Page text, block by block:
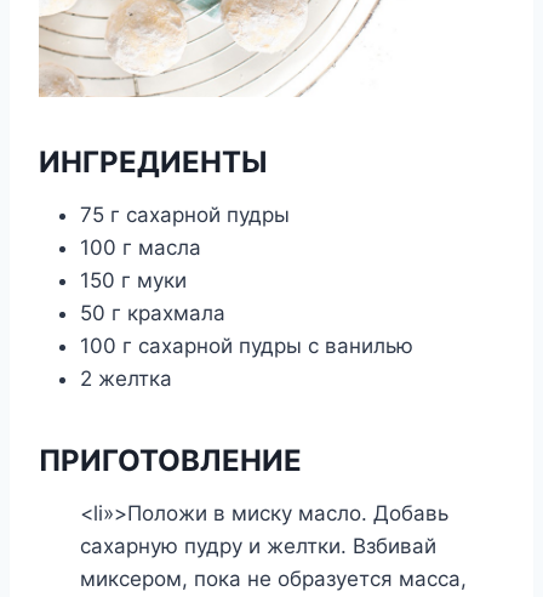
ИНГРЕДИЕНТЫ
75 г сахарной пудры
100 г масла
150 г муки
50 г крахмала
100 г сахарной пудры с ванилью
2 желтка
ПРИГОТОВЛЕНИЕ
<li»>Положи в миску масло. Добавь
сахарную пудру и желтки. Взбивай
миксером, пока не образуется масса,